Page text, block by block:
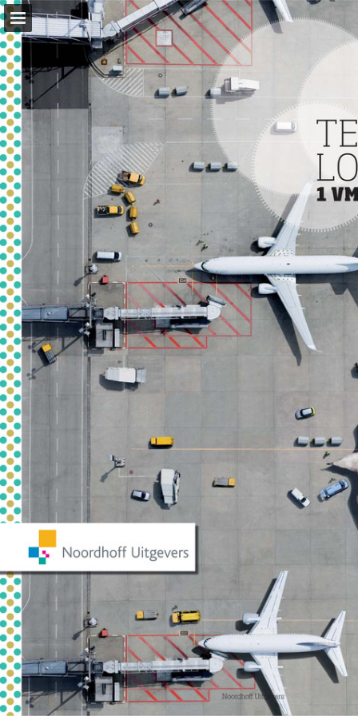
Pagina overzicht
Volledig scherm
Download PDF